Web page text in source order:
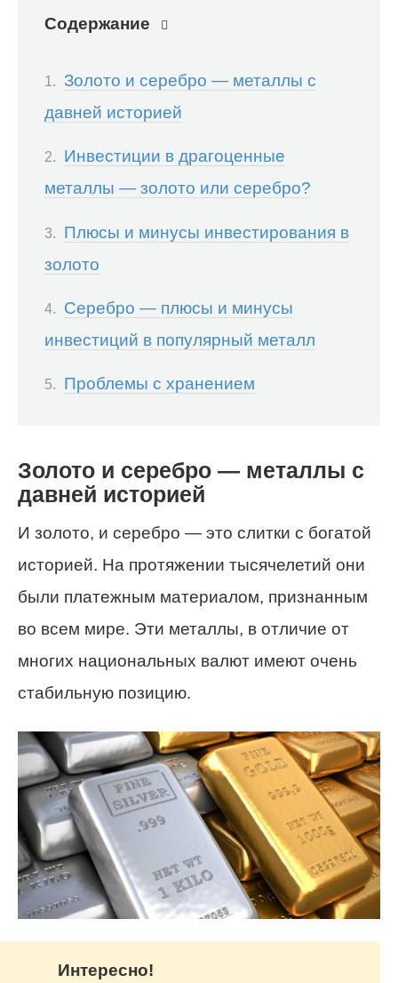
Содержание
Золото и серебро — металлы с
давней историей
Инвестиции в драгоценные
металлы — золото или серебро?
Плюсы и минусы инвестирования в
золото
Серебро — плюсы и минусы
инвестиций в популярный металл
Проблемы с хранением
Золото и серебро — металлы с
давней историей
И золото, и серебро — это слитки с богатой
историей. На протяжении тысячелетий они
были платежным материалом, признанным
во всем мире. Эти металлы, в отличие от
многих национальных валют имеют очень
стабильную позицию.
Интересно!